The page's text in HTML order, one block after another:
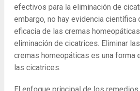
efectivos para la eliminación de
embargo, no hay evidencia científica
eficacia de las cremas
eliminación de cicatrices. Eliminar
cremas homeopáticas es una forma
las cicatrices.